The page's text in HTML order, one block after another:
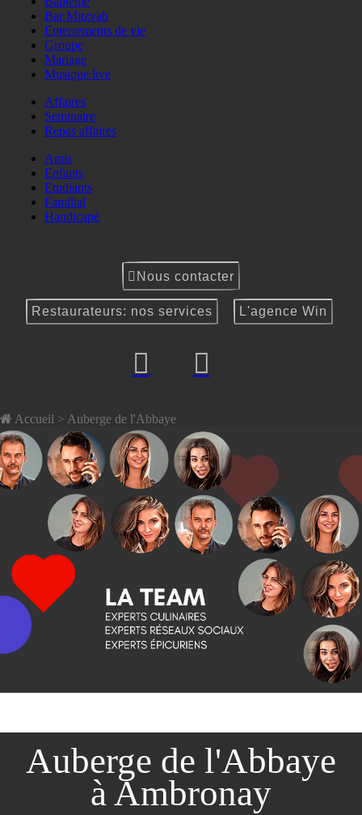
Bar Mitzvah
Enterrements de vie
Groupe
Mariage
Musique live
Affaires
Seminaire
Repas affaires
Amis
Enfants
Etudiants
Familial
Handicapé
Nous contacter
Restaurateurs: nos services L'agence Win
Accueil > Auberge de l'Abbaye
Auberge de l'Abbaye
à Ambronay